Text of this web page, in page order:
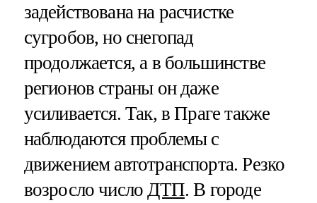
задействована на расчистке
сугробов, но снегопад
продолжается, а в большинстве
регионов страны он даже
усиливается. Так, в Праге также
наблюдаются проблемы с
движением автотранспорта. Резко
возросло число ДТП. В городе